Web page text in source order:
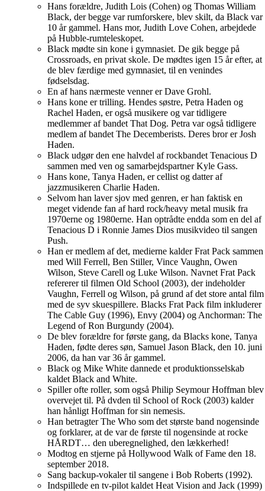
Hans forældre, Judith Lois (Cohen) og Thomas William
Black, der begge var rumforskere, blev skilt, da Black var
10 år gammel. Hans mor, Judith Love Cohen, arbejdede
på Hubble-rumteleskopet.
Black mødte sin kone i gymnasiet. De gik begge på
Crossroads, en privat skole. De mødtes igen 15 år efter, at
de blev færdige med gymnasiet, til en venindes
fødselsdag.
En af hans nærmeste venner er Dave Grohl.
Hans kone er trilling. Hendes søstre, Petra Haden og
Rachel Haden, er også musikere og var tidligere
medlemmer af bandet That Dog. Petra var også tidligere
medlem af bandet The Decemberists. Deres bror er Josh
Haden.
Black udgør den ene halvdel af rockbandet Tenacious D
sammen med ven og samarbejdspartner Kyle Gass.
Hans kone, Tanya Haden, er cellist og datter af
jazzmusikeren Charlie Haden.
Selvom han laver sjov med genren, er han faktisk en
meget vidende fan af hard rock/heavy metal musik fra
1970erne og 1980erne. Han optrådte endda som en del af
Tenacious D i Ronnie James Dios musikvideo til sangen
Push.
Han er medlem af det, medierne kalder Frat Pack sammen
med Will Ferrell, Ben Stiller, Vince Vaughn, Owen
Wilson, Steve Carell og Luke Wilson. Navnet Frat Pack
refererer til filmen Old School (2003), der indeholder
Vaughn, Ferrell og Wilson, på grund af det store antal film
med de syv skuespillere. Blacks Frat Pack film inkluderer
The Cable Guy (1996), Envy (2004) og Anchorman: The
Legend of Ron Burgundy (2004).
De blev forældre for første gang, da Blacks kone, Tanya
Haden, fødte deres søn, Samuel Jason Black, den 10. juni
2006, da han var 36 år gammel.
Black og Mike White dannede et produktionsselskab
kaldet Black and White.
Spiller ofte roller, som også Philip Seymour Hoffman blev
overvejet til. På dvden til School of Rock (2003) kalder
han hånligt Hoffman for sin nemesis.
Han betragter The Who som det største band nogensinde
og forklarer, at de var de første til nogensinde at rocke
HÅRDT… den uberegnelighed, den lækkerhed!
Modtog en stjerne på Hollywood Walk of Fame den 18.
september 2018.
Sang backup-vokaler til sangene i Bob Roberts (1992).
Indspillede en tv-pilot kaldet Heat Vision and Jack (1999)